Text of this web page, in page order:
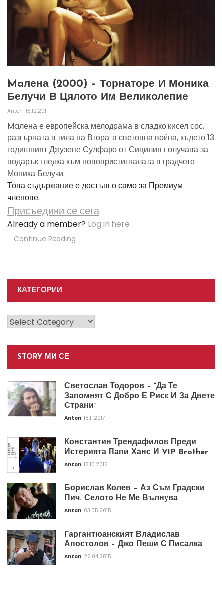
Maлена (2000) – Торнаторе И Моника
Белучи В Цялото Им Великолепие
Anton 18.12.2011
Maлена е европейска мелодрама в сладко кисел сос,
разгърната в тила на Втората световна война, където 13
годишният Джузепе Сулфаро от Сицилия получава за
подарък гледка към новопристигналата в градчето
Моника Белучи.
Това съдържание е достъпно само за Премиум
членове.
Присъедини се сега
Already a member? Log in here
Continue Reading
КАТЕГОРИИ
Категории
STORY МИ СЕ
Светослав Тодоров – “Да Те
Запомнят С Добро Е Риск И За Двете
Страни”
Anton 18.11.2017
Константин Трендафилов Преди
Истерията Папи Ханс И VIP Brother
Anton 18.10.2016
Борислав Колев – Аз Съм Градски
Пич. Селото Не Ме Вълнува
Anton 03.05.2015
Гаргантюанският Владислав
Апостолов – Джо Пеши С Писалка
Anton 22.04.2015